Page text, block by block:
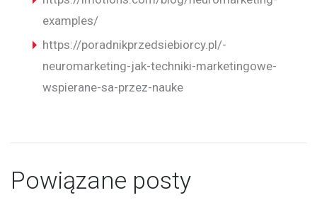
examples/
https://poradnikprzedsiebiorcy.pl/-
neuromarketing-jak-techniki-marketingowe-
wspierane-sa-przez-nauke
Powiązane posty